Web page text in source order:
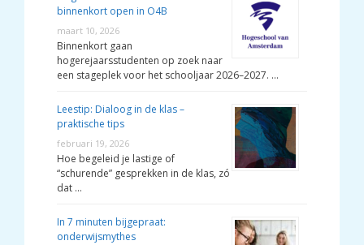
binnenkort open in O4B
maart 10, 2026
Binnenkort gaan
hogerejaarsstudenten op zoek naar
een stageplek voor het schooljaar 2026–2027. …
Leestip: Dialoog in de klas –
praktische tips
februari 19, 2026
Hoe begeleid je lastige of
“schurende” gesprekken in de klas, zó
dat …
In 7 minuten bijgepraat:
onderwijsmythes